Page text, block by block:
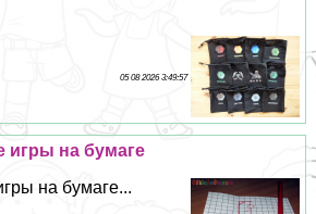
05 08 2026 3:49:57
игры на бумаге
на бумаге...